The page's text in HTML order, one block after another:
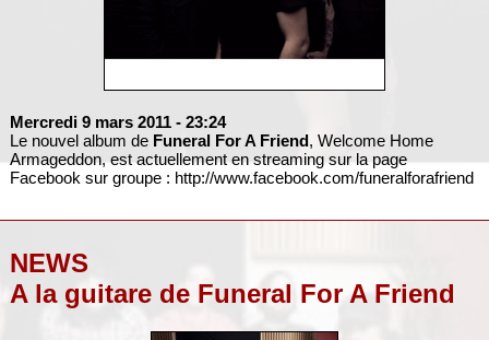
Mercredi 9 mars 2011 - 23:24
Le nouvel album de Funeral For A Friend, Welcome Home
Armageddon, est actuellement en streaming sur la page
Facebook sur groupe : http://www.facebook.com/funeralforafriend
NEWS
A la guitare de Funeral For A Friend